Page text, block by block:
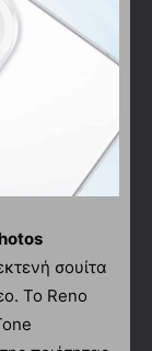
σουίτα
Το Reno